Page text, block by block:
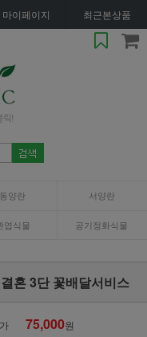
마이페이지 최근본상품
동양란 서양란
엽식물 공기정화식물
혼 3단 꽃배달서비스
75,000원